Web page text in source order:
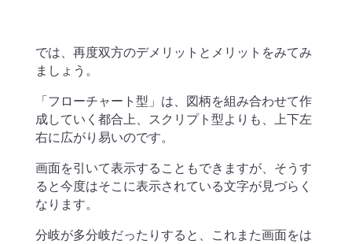
では、再度双方のデメリットとメリットをみてみ
ましょう。
「フローチャート型」は、図柄を組み合わせて作
成していく都合上、スクリプト型よりも、上下左
右に広がり易いのです。
画面を引いて表示することもできますが、そうす
ると今度はそこに表示されている文字が見づらく
なります。
分岐が多分岐だったりすると、これまた画面をは